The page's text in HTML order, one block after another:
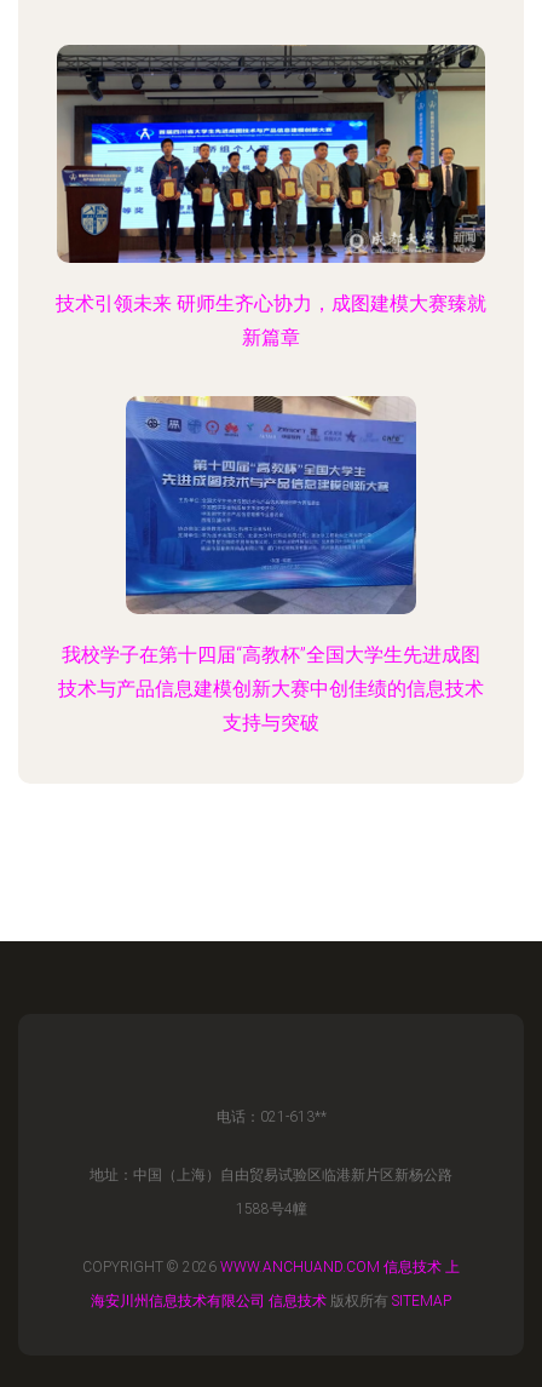
技术引领未来 研师生齐心协力，成图建模大赛臻就
新篇章
我校学子在第十四届“高教杯”全国大学生先进成图
技术与产品信息建模创新大赛中创佳绩的信息技术
支持与突破
电话：021-613**
地址：中国（上海）自由贸易试验区临港新片区新杨公路
1588号4幢
COPYRIGHT © 2026 WWW.ANCHUAND.COM 信息技术 上
海安川州信息技术有限公司 信息技术 版权所有 SITEMAP